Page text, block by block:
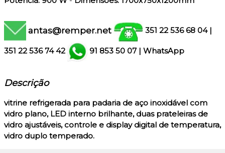
antas@remper.net 351 22 536 68 04 |
351 22 536 74 42 91 853 50 07 | WhatsApp
Descrição
vitrine refrigerada para padaria de aço inoxidável com
vidro plano, LED interno brilhante, duas prateleiras de
vidro ajustáveis, controle e display digital de temperatura,
vidro duplo temperado.